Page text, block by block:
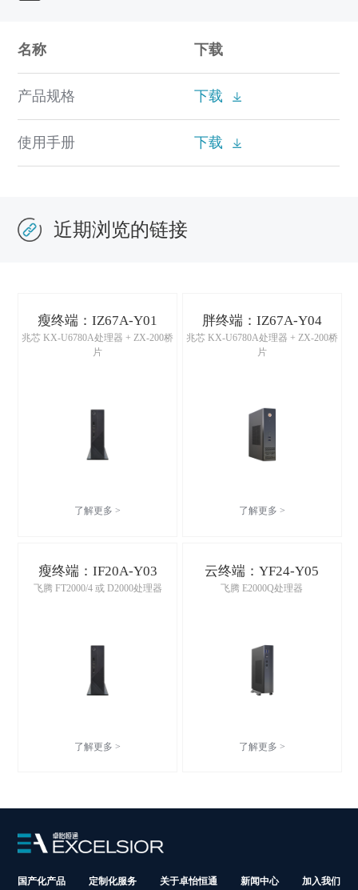
名称 下载
产品规格 下载
使用手册 下载
近期浏览的链接
瘦终端：IZ67A-Y01
兆芯 KX-U6780A处理器 + ZX-200桥
片
了解更多 >
胖终端：IZ67A-Y04
兆芯 KX-U6780A处理器 + ZX-200桥
片
了解更多 >
瘦终端：IF20A-Y03
飞腾 FT2000/4 或 D2000处理器
了解更多 >
云终端：YF24-Y05
飞腾 E2000Q处理器
了解更多 >
国产化产品 定制化服务 关于卓怡恒通 新闻中心 加入我们